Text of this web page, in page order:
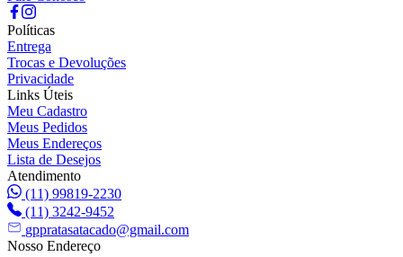
Políticas
Entrega
Trocas e Devoluções
Privacidade
Links Úteis
Meu Cadastro
Meus Pedidos
Meus Endereços
Lista de Desejos
Atendimento
(11) 99819-2230
(11) 3242-9452
gppratasatacado@gmail.com
Nosso Endereço